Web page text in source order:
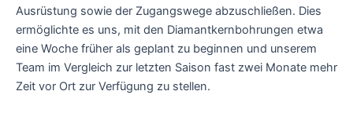
Ausrüstung sowie der Zugangswege abzuschließen. Dies
ermöglichte es uns, mit den Diamantkernbohrungen etwa
eine Woche früher als geplant zu beginnen und unserem
Team im Vergleich zur letzten Saison fast zwei Monate mehr
Zeit vor Ort zur Verfügung zu stellen.